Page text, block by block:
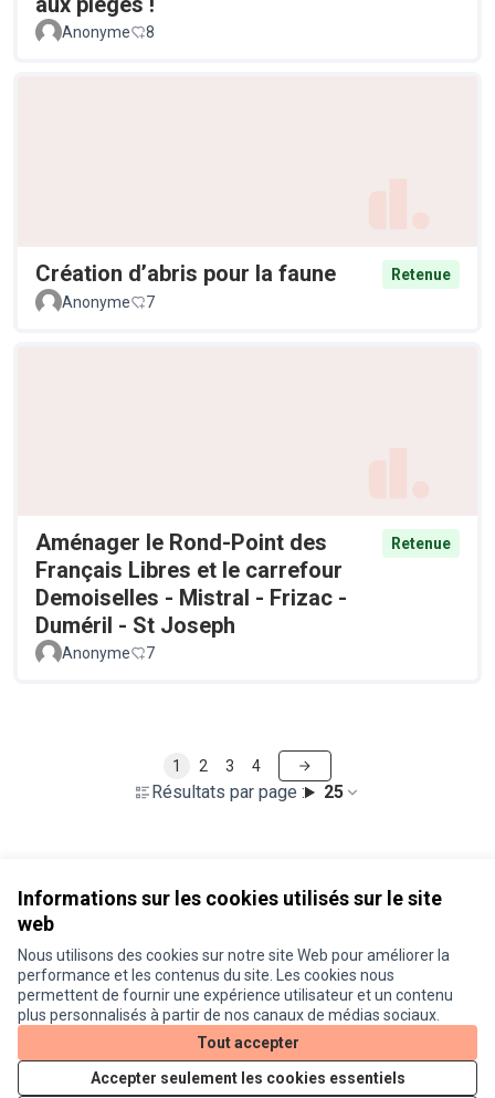
Informations sur les cookies utilisés sur le site
web
Nous utilisons des cookies sur notre site Web pour améliorer la
performance et les contenus du site. Les cookies nous
permettent de fournir une expérience utilisateur et un contenu
plus personnalisés à partir de nos canaux de médias sociaux.
Tout accepter
Accepter seulement les cookies essentiels
Anonyme 8
Création d’abris pour la faune
Retenue
Anonyme
7
Aménager le Rond-Point des
Français Libres et le carrefour
Demoiselles - Mistral - Frizac -
Duméril - St Joseph
Retenue
Anonyme 7
Résultats par page : 25
1 2 3 4
Conditions d'utilisation
Paramètres des cookies
Je participe ! sur X
(Lien externe)
Je participe ! sur Facebook
Je participe ! sur Instagram